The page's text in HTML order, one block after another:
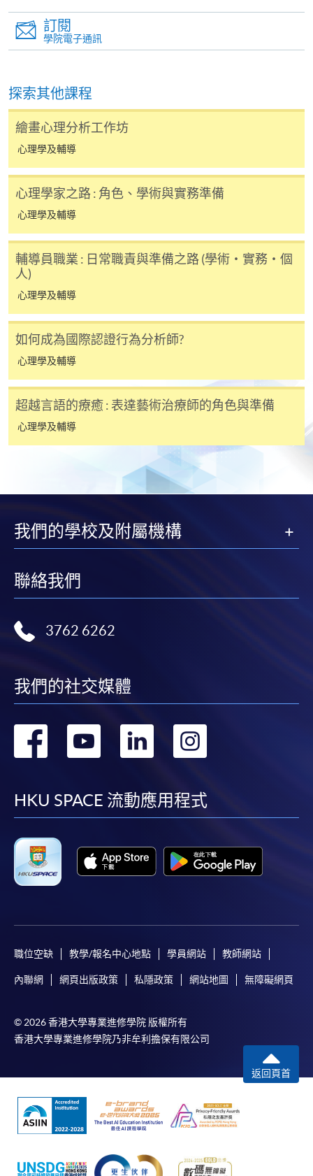
有關香港大學專業進修學院Summer School 的取錄方
訂閱
學院電子通訊
探索其他課程
繪畫心理分析工作坊
心理學及輔導
心理學家之路 : 角色、學術與實務準備
心理學及輔導
輔導員職業 : 日常職責與準備之路 (學術・實務・個
人)
心理學及輔導
如何成為國際認證行為分析師?
心理學及輔導
超越言語的療癒 : 表達藝術治療師的角色與準備
心理學及輔導
我們的學校及附屬機構
聯絡我們
3762 6262
我們的社交媒體
轉
facebook
轉
youtube
轉
linkedin
HKU SPACE 流動應用程式
職位空缺 教學/報名中心地點 學員網站 教師網站
內聯網 網頁出版政策 私隱政策 網站地圖 無障礙網頁
© 2026 香港大學專業進修學院 版權所有
香港大學專業進修學院乃非牟利擔保有限公司
返回頁首